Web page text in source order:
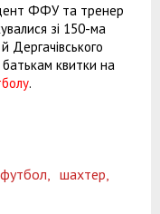
ФФУ та тренер
зі 150-ма
Дергачівського
батькам квитки на
.
футбол,
шахтер,